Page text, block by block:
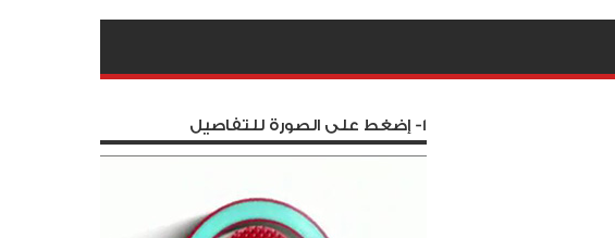
1- إضغط على الصورة للتفاصيل